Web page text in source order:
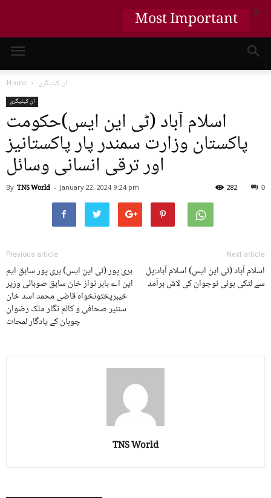
Home ان کیٹیگری
ان کیٹیگری
اسلام آباد (ٹی این ایس)حکومت
پاکستان وزارت سمندر پار پاکستانیز
اور ترقی انسانی وسائل
By TNS World - January 22, 2024 9:24 pm 0
282
Previous article
ہری پور (ٹی این ایس) ہری پور سابق ایم
این اے بابر نواز خان سابق صوبائی وزیر
خیبرپختونخواہ قاضی محمد اسد خان
سنئیر صحافی و کالم نگار ملک رضوان
چوہان کے یادگار لمحات
Next article
اسلام آباد (ٹی این ایس) اسلام آباد:پل
سے لٹکی ہوئی نوجوان کی لاش برآمد
TNS World
Most Important X